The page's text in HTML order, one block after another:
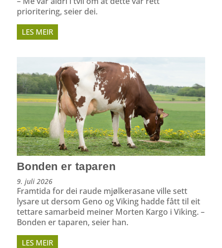
prioritering, seier dei.
LES MEIR
Bonden er taparen
9. juli 2026
Framtida for dei raude mjølkerasane ville sett
lysare ut dersom Geno og Viking hadde fått til eit
tettare samarbeid meiner Morten Kargo i Viking. –
Bonden er taparen, seier han.
LES MEIR